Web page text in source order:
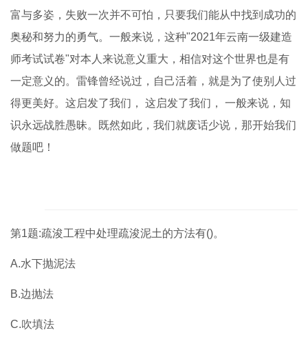
富与多姿，失败一次并不可怕，只要我们能从中找到成功的
奥秘和努力的勇气。一般来说，这种"2021年云南一级建造
师考试试卷"对本人来说意义重大，相信对这个世界也是有
一定意义的。雷锋曾经说过，自己活着，就是为了使别人过
得更美好。这启发了我们， 这启发了我们， 一般来说，知
识永远战胜愚昧。既然如此，我们就废话少说，那开始我们
做题吧！
第1题:疏浚工程中处理疏浚泥土的方法有()。
A.水下抛泥法
B.边抛法
C.吹填法